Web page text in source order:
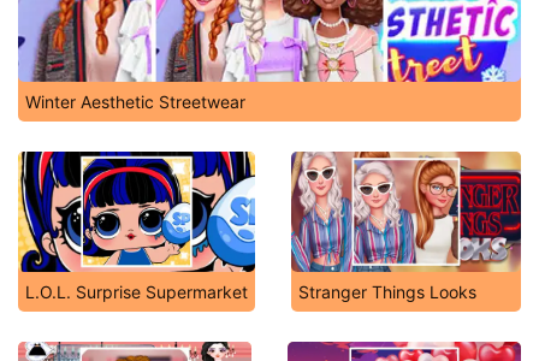
Winter Aesthetic Streetwear
L.O.L. Surprise Supermarket Stranger Things Looks